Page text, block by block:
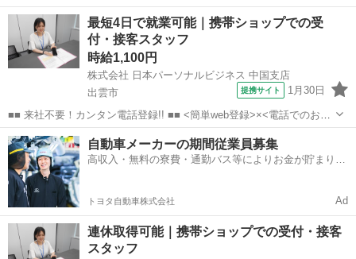
事紹介> で、来社なくお仕事探しが可能です♪ 基本情報を入力したら
電話で希望を伝えるだけでOK★ 営業、ラウンダー、事務のお仕事も
あります♪ ご希...
島根 出雲市 店長
最短4日で就業可能｜携帯ショップでの受
付・接客スタッフ
時給1,100円
株式会社 日本パーソナルビジネス 中国支店
出雲市
提携サイト 1月30日
■■ 来社不要！カンタン電話登録!! ■■ <簡単web登録>×<電話でのお仕
事紹介> で、来社なくお仕事探しが可能です♪ 基本情報を入力したら
電話で希望を伝えるだけでOK★ 営業、ラウンダー、事務のお仕事も
あります♪ ご希...
島根 出雲市 店長
自動車メーカーの期間従業員募集
高収入・無料の寮費・通勤バス等によりお金が貯まりや
トヨタ自動車株式会社 Ad
連休取得可能｜携帯ショップでの受付・接客
スタッフ